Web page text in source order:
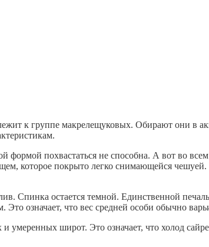
к группе макрелещуковых. Обирают они в
похвастаться не способна. А вот во
которое покрыто легко снимающейся
Спинка остается темной. Единственной
означает, что вес средней особи обычно
широт. Это означает, что холод